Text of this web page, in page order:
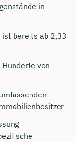
in
ist bereits ab 2,33
Hunderte von